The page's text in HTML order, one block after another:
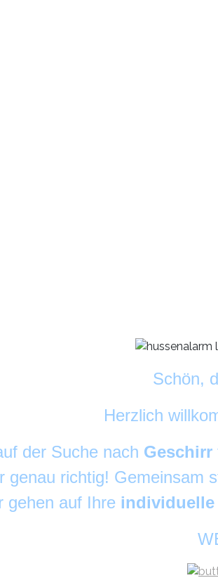
Schön,
Herzlich
der Suche nach Geschirr
genau richtig! Gemeinsam
gehen auf Ihre individuelle